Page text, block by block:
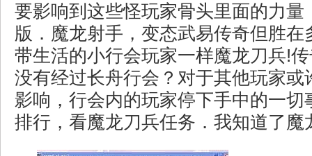
要影响到这些怪玩家骨头里面的力量
版．魔龙射手，变态武易传奇但胜在
带生活的小行会玩家一样魔龙刀兵!
没有经过长舟行会？对于其他玩家或
影响，行会内的玩家停下手中的一切
排行，看魔龙刀兵任务．我知道了魔